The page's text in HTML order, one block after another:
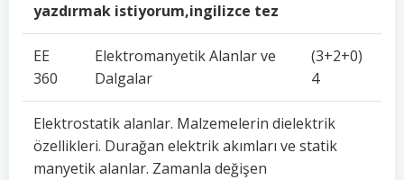
yazdırmak istiyorum,ingilizce tez
EE
360
Elektromanyetik Alanlar ve
Dalgalar
(3+2+0)
4
Elektrostatik alanlar. Malzemelerin dielektrik
özellikleri. Durağan elektrik akımları ve statik
manyetik alanlar. Zamanla değişen